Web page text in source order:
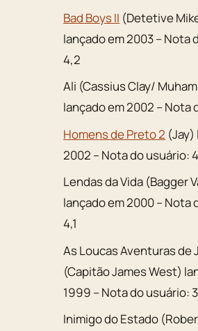
Bad Boys II (Detetive
lançado em 2003 – Nota
4,2
Ali (Cassius Clay/
lançado em 2002 – Nota
Homens de Preto 2 (Jay)
2002 – Nota do usuário:
Lendas da Vida (Bagger
lançado em 2000 – Nota
4,1
As Loucas Aventuras de
(Capitão James West)
1999 – Nota do usuário:
Inimigo do Estado